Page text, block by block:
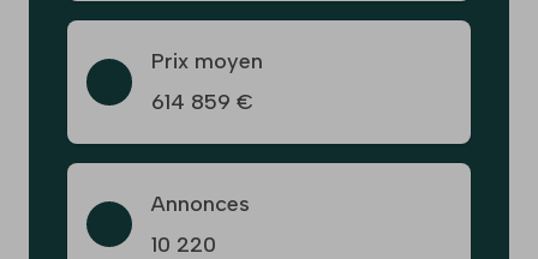
Prix moyen
614 859 €
Annonces
10 220